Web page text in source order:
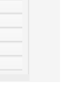
čitav spisak
DRUGI PUT: